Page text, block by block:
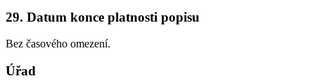
29. Datum konce platnosti popisu
Bez časového omezení.
Úřad